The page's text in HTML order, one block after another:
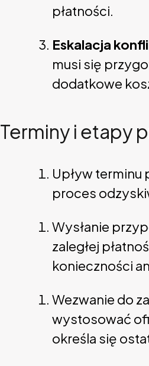
płatności.
Eskalacja
musi się
dodatkowe
Terminy i etapy
Upływ terminu
proces
Wysłanie
zaległej
konieczności
Wezwanie do
wystosować
określa się